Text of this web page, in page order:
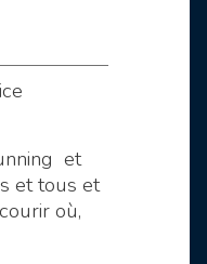
et
et tous et
où,